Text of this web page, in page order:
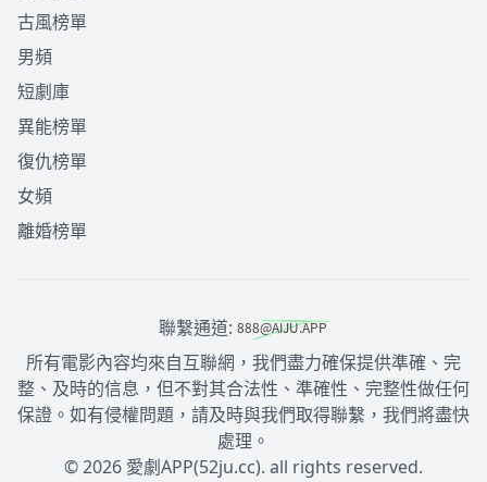
古風榜單
男頻
短劇庫
異能榜單
復仇榜單
女頻
離婚榜單
聯繫通道:
所有電影內容均來自互聯網，我們盡力確保提供準確、完
整、及時的信息，但不對其合法性、準確性、完整性做任何
保證。如有侵權問題，請及時與我們取得聯繫，我們將盡快
處理。
© 2026 愛劇APP(52ju.cc). all rights reserved.